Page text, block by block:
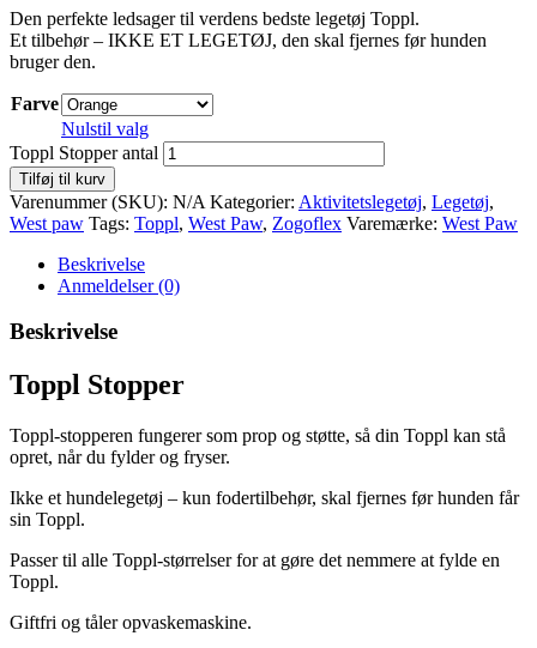
Den perfekte ledsager til verdens bedste legetøj Toppl.
Et tilbehør – IKKE ET LEGETØJ, den skal fjernes før hunden
bruger den.
Farve
Nulstil valg
Toppl Stopper antal
Tilføj til kurv
Varenummer (SKU): N/A Kategorier: Aktivitetslegetøj, Legetøj,
West paw Tags: Toppl, West Paw, Zogoflex Varemærke: West Paw
Beskrivelse
Anmeldelser (0)
Beskrivelse
Toppl Stopper
Toppl-stopperen fungerer som prop og støtte, så din Toppl kan stå
opret, når du fylder og fryser.
Ikke et hundelegetøj – kun fodertilbehør, skal fjernes før hunden får
sin Toppl.
Passer til alle Toppl-størrelser for at gøre det nemmere at fylde en
Toppl.
Giftfri og tåler opvaskemaskine.